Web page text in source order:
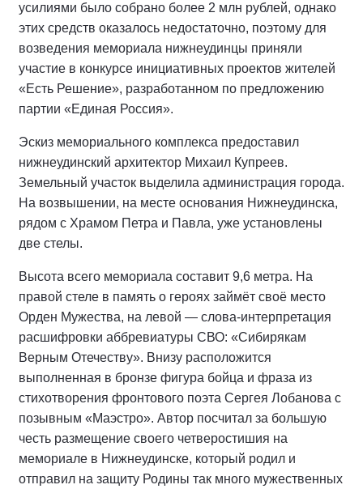
усилиями было собрано более 2 млн рублей, однако
этих средств оказалось недостаточно, поэтому для
возведения мемориала нижнеудинцы приняли
участие в конкурсе инициативных проектов жителей
«Есть Решение», разработанном по предложению
партии «Единая Россия».
Эскиз мемориального комплекса предоставил
нижнеудинский архитектор Михаил Купреев.
Земельный участок выделила администрация города.
На возвышении, на месте основания Нижнеудинска,
рядом с Храмом Петра и Павла, уже установлены
две стелы.
Высота всего мемориала составит 9,6 метра. На
правой стеле в память о героях займёт своё место
Орден Мужества, на левой — слова-интерпретация
расшифровки аббревиатуры СВО: «Сибирякам
Верным Отечеству». Внизу расположится
выполненная в бронзе фигура бойца и фраза из
стихотворения фронтового поэта Сергея Лобанова с
позывным «Маэстро». Автор посчитал за большую
честь размещение своего четверостишия на
мемориале в Нижнеудинске, который родил и
отправил на защиту Родины так много мужественных